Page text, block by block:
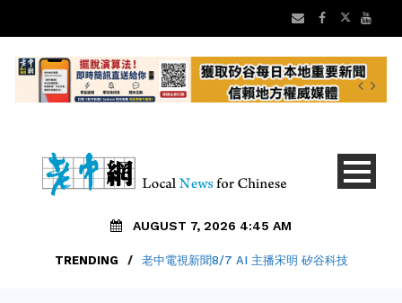
AUGUST 7, 2026 4:45 AM
TRENDING / 老中電視新聞8/7 AI 主播宋明 矽谷科技